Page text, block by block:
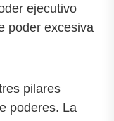
ejecutivo
poder excesiva
pilares
poderes. La